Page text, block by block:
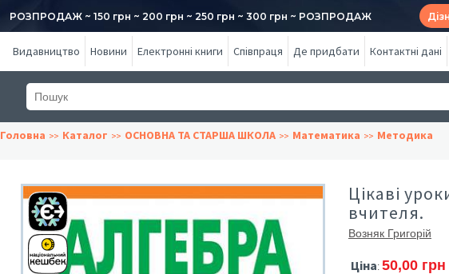
РОЗПРОДАЖ ~ 150 грн ~ 200 грн ~ 250 грн ~ 300 грн ~ РОЗПРОДАЖ
Видавництво Новини Електронні книги Співпраця Де придбати Контактні дані
Головна Каталог ОСНОВНА ТА СТАРША ШКОЛА Математика Методика
Цікаві
вчителя.
Возняк Григорій
Ціна: 50,00 грн